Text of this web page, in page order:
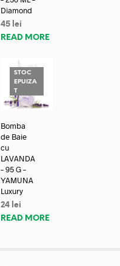
Diamond
45 lei
READ MORE
STOC
EPUIZA
T
Bomba
de Baie
cu
LAVANDA
– 95 G –
YAMUNA
Luxury
24 lei
READ MORE